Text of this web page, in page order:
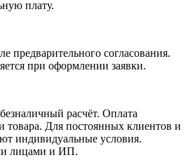
плату.
предварительного согласования.
при оформлении заявки.
расчёт. Оплата
товара. Для постоянных клиентов и
индивидуальные условия.
лицами и ИП.